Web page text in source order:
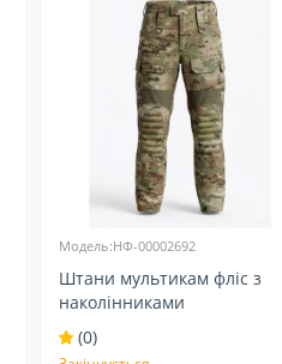
Модель:НФ-00002692
Штани мультикам фліс з
наколінниками
(0)